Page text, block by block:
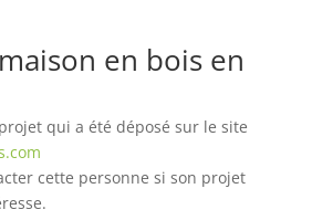
en bois en
qui a été déposé sur le site
cette personne si son projet